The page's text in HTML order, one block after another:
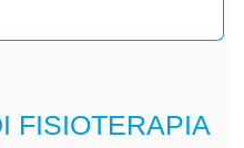
FISIOTERAPIA